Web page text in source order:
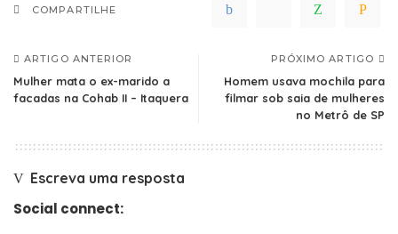
COMPARTILHE
ARTIGO ANTERIOR
Mulher mata o ex-marido a
facadas na Cohab II – Itaquera
PRÓXIMO ARTIGO
Homem usava mochila para
filmar sob saia de mulheres
no Metrô de SP
Escreva uma resposta
Social connect: